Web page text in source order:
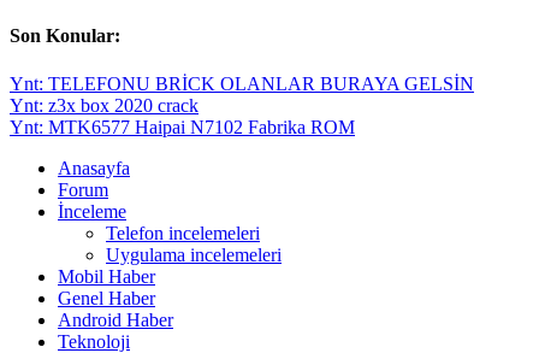
Son Konular:
Ynt: TELEFONU BRİCK OLANLAR BURAYA GELSİN
Ynt: z3x box 2020 crack
Ynt: MTK6577 Haipai N7102 Fabrika ROM
Anasayfa
Forum
İnceleme
Telefon incelemeleri
Uygulama incelemeleri
Mobil Haber
Genel Haber
Android Haber
Teknoloji